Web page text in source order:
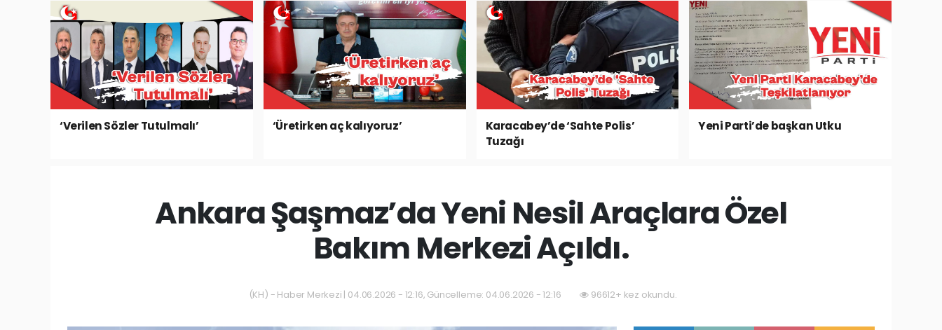
‘Verilen Sözler Tutulmalı’ ‘Üretirken aç kalıyoruz’
Karacabey’de ‘Sahte Polis’
Tuzağı
Yeni Parti’de başkan Utku
Ankara Şaşmaz’da Yeni Nesil Araçlara Özel
Bakım Merkezi Açıldı.
(KH) - Haber Merkezi | 04.06.2026 - 12:16, Güncelleme: 04.06.2026 - 12:16 96612+ kez okundu.